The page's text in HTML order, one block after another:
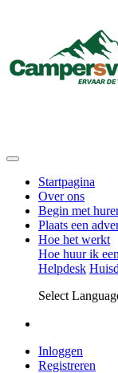
Startpagina
Over ons
Begin met
Plaats een
Hoe het werkt
Hoe huur ik
Helpdesk
Select
Inloggen
Registreren